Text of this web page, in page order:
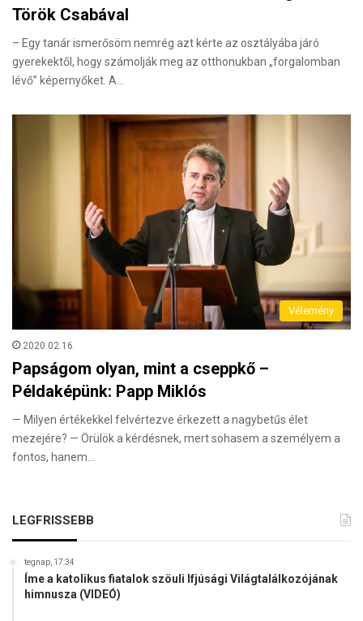
Török Csabával
– Egy tanár ismerősöm nemrég azt kérte az osztályába járó
gyerekektől, hogy számolják meg az otthonukban „forgalomban
lévő” képernyőket. A…
Vélemény
2020.02.16.
Papságom olyan, mint a cseppkő –
Példaképünk: Papp Miklós
— Milyen értékekkel felvértezve érkezett a nagybetűs élet
mezejére? — Örülök a kérdésnek, mert sohasem a személyem a
fontos, hanem…
LEGFRISSEBB
tegnap, 17:34
Íme a katolikus fiatalok szöuli Ifjúsági Világtalálkozójának
himnusza (VIDEÓ)